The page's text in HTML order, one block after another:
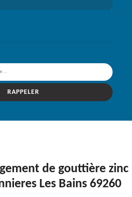
de gouttière zinc
Les Bains 69260